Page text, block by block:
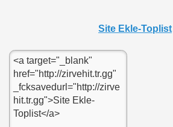
Site Ekle-Toplist